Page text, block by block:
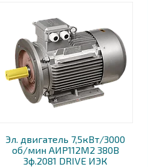
Эл. двигатель 7,5кВт/3000
об/мин АИР112M2 380В
3ф.2081 DRIVE ИЭК